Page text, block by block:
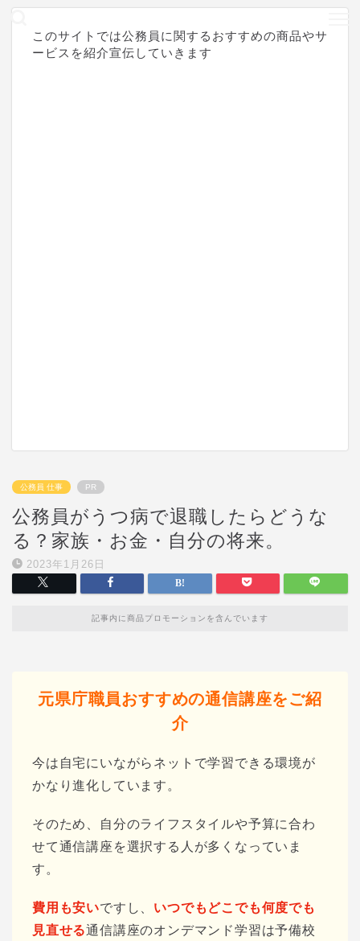
このサイトでは公務員に関するおすすめの商品やサ
ービスを紹介宣伝していきます
公務員 仕事 PR
公務員がうつ病で退職したらどうな
る？家族・お金・自分の将来。
2023年1月26日
記事内に商品プロモーションを含んでいます
元県庁職員おすすめの通信講座をご紹
介
今は自宅にいながらネットで学習できる環境が
かなり進化しています。
そのため、自分のライフスタイルや予算に合わ
せて通信講座を選択する人が多くなっていま
す。
費用も安いですし、 いつでもどこでも何度でも
見直せる通信講座のオンデマンド学習は予備校